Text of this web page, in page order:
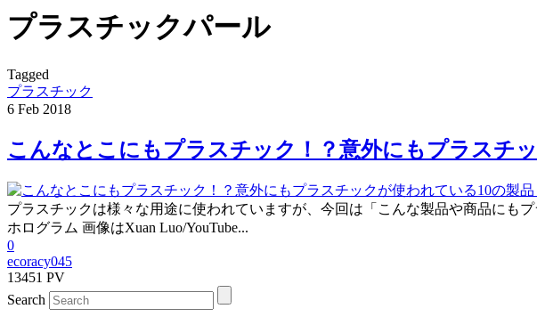
プラスチックパール
Tagged
プラスチック
6 Feb 2018
こんなとこにもプラスチック！？意外にもプラスチ
プラスチックは様々な用途に使われていますが、今回は「こんな製品や商品にも
ホログラム 画像はXuan Luo/YouTube...
0
ecoracy045
13451 PV
Search